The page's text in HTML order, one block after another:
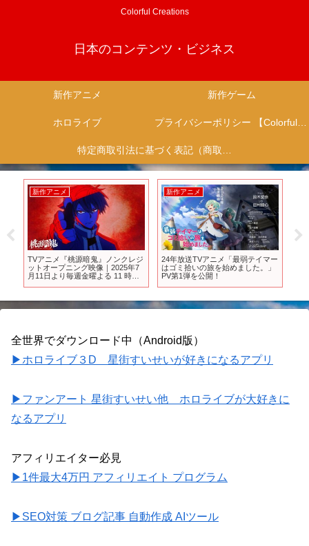
Colorful Creations
日本のコンテンツ・ビジネス
新作アニメ 新作ゲーム
ホロライブ プライバシーポリシー 【Colorful Creation】
特定商取引法に基づく表記（商取引に関する開示）
新作アニメ
TVアニメ『桃源暗鬼』ノンクレジ
ットオープニング映像｜2025年7
月11日より毎週金曜よる 11 時か
新作アニメ
24年放送TVアニメ「最弱テイマー
はゴミ拾いの旅を始めました。」
PV第1弾を公開！
全世界でダウンロード中（Android版）
▶ホロライブ３D 星街すいせいが好きになるアプリ
▶ファンアート 星街すいせい他 ホロライブが大好きに
なるアプリ
アフィリエイター必見
▶1件最大4万円 アフィリエイト プログラム
▶SEO対策 ブログ記事 自動作成 AIツール